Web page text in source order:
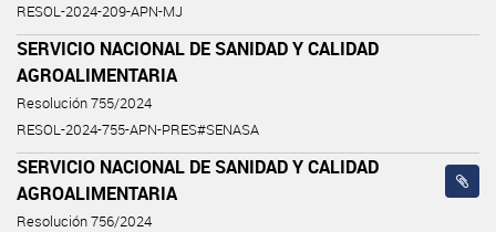
RESOL-2024-209-APN-MJ
SERVICIO NACIONAL DE SANIDAD Y CALIDAD
AGROALIMENTARIA
Resolución 755/2024
RESOL-2024-755-APN-PRES#SENASA
SERVICIO NACIONAL DE SANIDAD Y CALIDAD
AGROALIMENTARIA
Resolución 756/2024